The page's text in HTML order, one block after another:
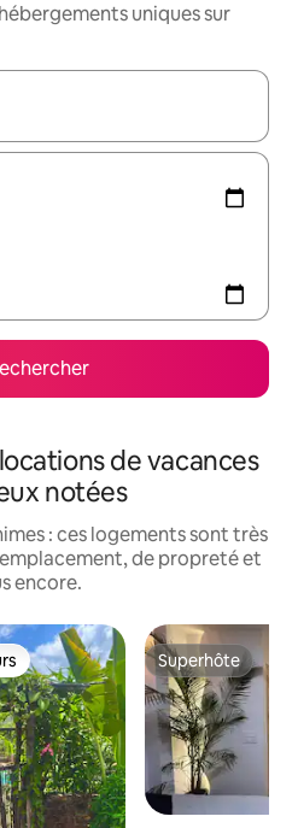
uniques sur
utilisez les flèches vers le
de vacances
notées
: ces logements sont très
de propreté et
encore.
les plus appréciés Superhôte
Superhôte